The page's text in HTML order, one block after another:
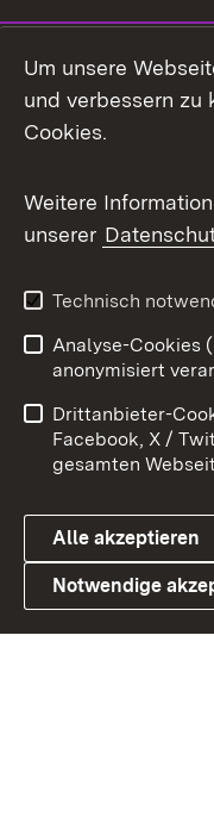
Facebook
X / Twitter
Youtube
Link zum
Impressum
Barrierefreiheit
Cookies
Um unsere
und verbessern zu
Cookies.
Weitere
unserer
Technisch
Analyse-Cookies
anonymisiert
Drittanbieter-
Facebook, X /
gesamten
Alle akzeptieren
Notwendige